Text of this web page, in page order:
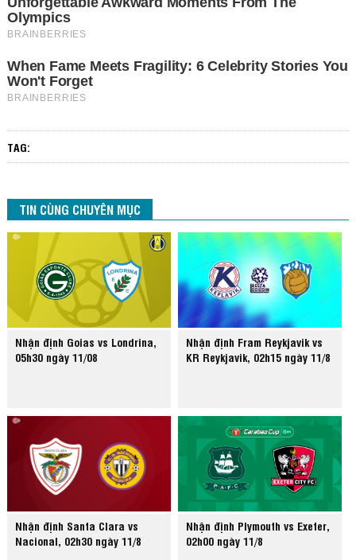
TAG:
TIN CÙNG CHUYÊN MỤC
Nhận định Goias vs Londrina,
05h30 ngày 11/08
Nhận định Fram Reykjavik vs
KR Reykjavik, 02h15 ngày 11/8
Nhận định Santa Clara vs
Nacional, 02h30 ngày 11/8
Nhận định Plymouth vs Exeter,
02h00 ngày 11/8